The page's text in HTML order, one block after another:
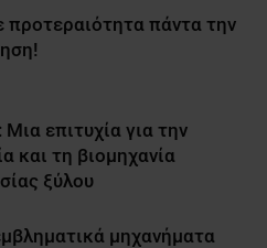
προτεραιότητα πάντα την
Μια επιτυχία για την
και τη βιομηχανία
ξύλου
μηχανήματα